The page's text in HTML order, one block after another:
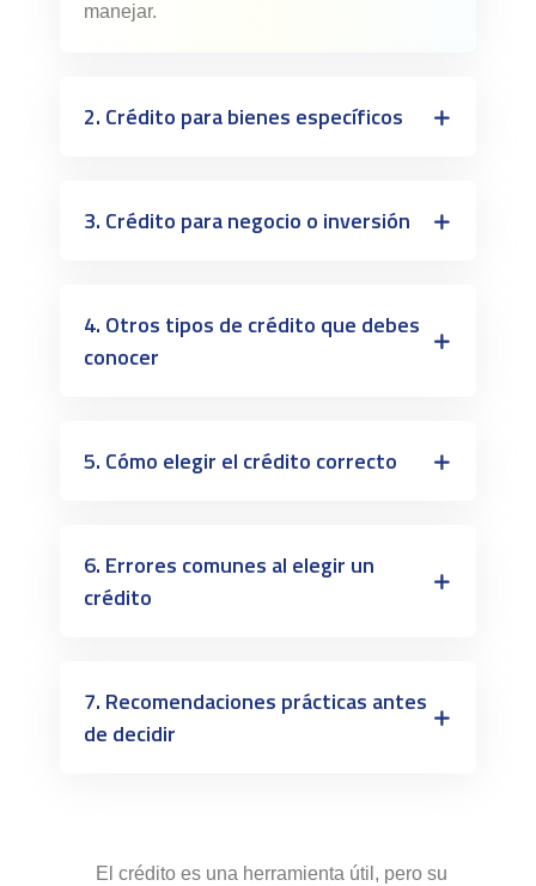
manejar.
2. Crédito para bienes específicos
3. Crédito para negocio o inversión
4. Otros tipos de crédito que debes
conocer
5. Cómo elegir el crédito correcto
6. Errores comunes al elegir un
crédito
7. Recomendaciones prácticas antes
de decidir
El crédito es una herramienta útil, pero su